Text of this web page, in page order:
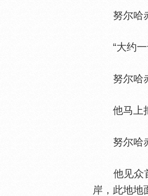
努尔哈赤
“大约一
努尔哈赤
他马上把
努尔哈赤
他见众首
岸，此地地